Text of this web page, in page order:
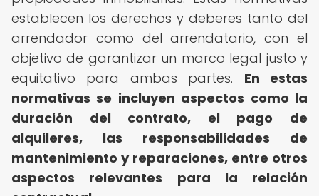
establecen los derechos y deberes tanto del
arrendador como del arrendatario, con el
objetivo de garantizar un marco legal justo y
equitativo para ambas partes. En estas
normativas se incluyen aspectos como la
duración del contrato, el pago de
alquileres, las responsabilidades de
mantenimiento y reparaciones, entre otros
aspectos relevantes para la relación